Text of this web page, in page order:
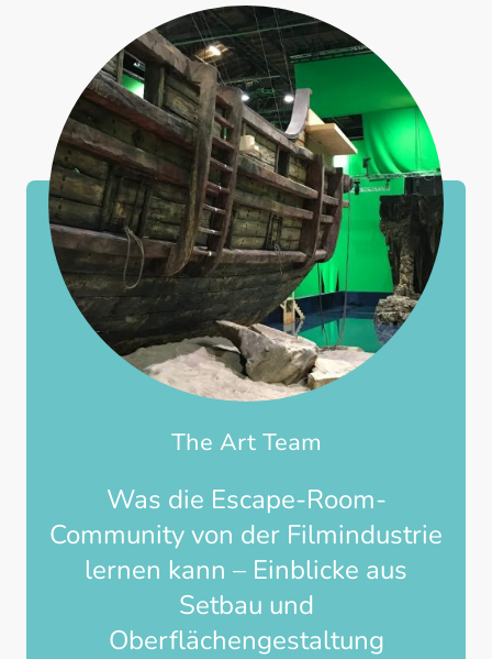
The Art Team
Was die Escape-Room-
Community von der Filmindustrie
lernen kann – Einblicke aus
Setbau und
Oberflächengestaltung